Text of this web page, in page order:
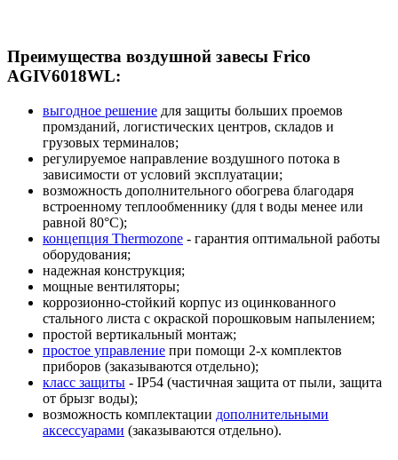
Преимущества воздушной завесы Frico
AGIV6018WL:
выгодное решение для защиты больших проемов
промзданий, логистических центров, складов и
грузовых терминалов;
регулируемое направление воздушного потока в
зависимости от условий эксплуатации;
возможность дополнительного обогрева благодаря
встроенному теплообменнику (для t воды менее или
равной 80°C);
концепция Thermozone - гарантия оптимальной работы
оборудования;
надежная конструкция;
мощные вентиляторы;
коррозионно-стойкий корпус из оцинкованного
стального листа с окраской порошковым напылением;
простой вертикальный монтаж;
простое управление при помощи 2-х комплектов
приборов (заказываются отдельно);
класс защиты - IP54 (частичная защита от пыли, защита
от брызг воды);
возможность комплектации дополнительными
аксессуарами (заказываются отдельно).